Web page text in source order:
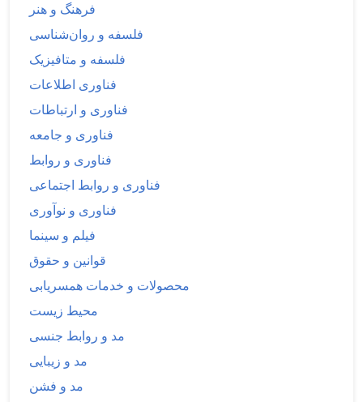
فرهنگ و هنر
فلسفه و روان‌شناسی
فلسفه و متافیزیک
فناوری اطلاعات
فناوری و ارتباطات
فناوری و جامعه
فناوری و روابط
فناوری و روابط اجتماعی
فناوری و نوآوری
فیلم و سینما
قوانین و حقوق
محصولات و خدمات همسریابی
محیط زیست
مد و روابط جنسی
مد و زیبایی
مد و فشن